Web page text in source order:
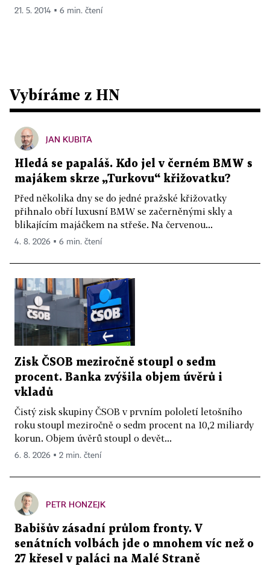
21. 5. 2014 ▪ 6 min. čtení
Vybíráme z HN
JAN KUBITA
Hledá se papaláš. Kdo jel v černém BMW s
majákem skrze „Turkovu“ křižovatku?
Před několika dny se do jedné pražské křižovatky
přihnalo obří luxusní BMW se začerněnými skly a
blikajícím majáčkem na střeše. Na červenou...
4. 8. 2026 ▪ 6 min. čtení
Zisk ČSOB meziročně stoupl o sedm
procent. Banka zvýšila objem úvěrů i
vkladů
Čistý zisk skupiny ČSOB v prvním pololetí letošního
roku stoupl meziročně o sedm procent na 10,2 miliardy
korun. Objem úvěrů stoupl o devět...
6. 8. 2026 ▪ 2 min. čtení
PETR HONZEJK
Babišův zásadní průlom fronty. V
senátních volbách jde o mnohem víc než o
27 křesel v paláci na Malé Straně